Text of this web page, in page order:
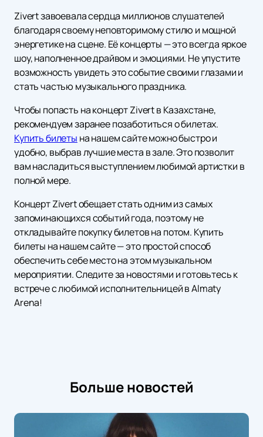
Zivert завоевала сердца миллионов слушателей
благодаря своему неповторимому стилю и мощной
энергетике на сцене. Её концерты — это всегда яркое
шоу, наполненное драйвом и эмоциями. Не упустите
возможность увидеть это событие своими глазами и
стать частью музыкального праздника.
Чтобы попасть на концерт Zivert в Казахстане,
рекомендуем заранее позаботиться о билетах.
Купить билеты на нашем сайте можно быстро и
удобно, выбрав лучшие места в зале. Это позволит
вам насладиться выступлением любимой артистки в
полной мере.
Концерт Zivert обещает стать одним из самых
запоминающихся событий года, поэтому не
откладывайте покупку билетов на потом. Купить
билеты на нашем сайте — это простой способ
обеспечить себе место на этом музыкальном
мероприятии. Следите за новостями и готовьтесь к
встрече с любимой исполнительницей в Almaty
Arena!
Больше новостей